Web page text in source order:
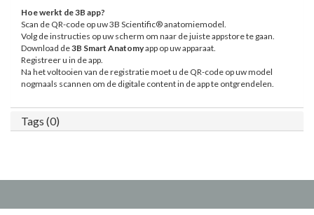
Hoe werkt de 3B app?
Scan de QR-code op uw 3B Scientific® anatomiemodel.
Volg de instructies op uw scherm om naar de juiste appstore te gaan.
Download de3B Smart Anatomyapp op uw apparaat.
Registreer u in de app.
Na het voltooien van de registratie moet u de QR-code op uw model
nogmaals scannen om de digitale content in de app te ontgrendelen.
Tags (0)